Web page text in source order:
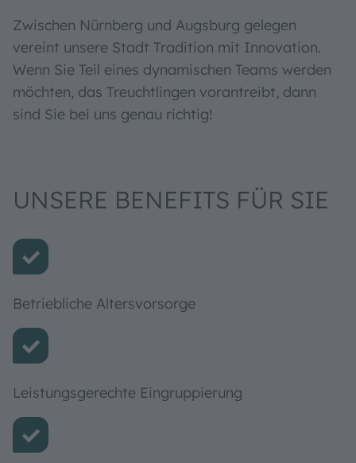
Zwischen Nürnberg und Augsburg gelegen
vereint unsere Stadt Tradition mit Innovation.
Wenn Sie Teil eines dynamischen Teams werden
möchten, das Treuchtlingen vorantreibt, dann
sind Sie bei uns genau richtig!
UNSERE BENEFITS FÜR SIE
Betriebliche Altersvorsorge
Leistungsgerechte Eingruppierung